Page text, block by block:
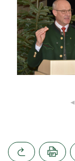
◄